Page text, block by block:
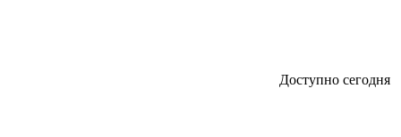
Доступно сегодня